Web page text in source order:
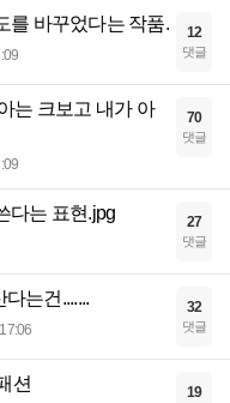
를 바꾸었다는 작품. 12
댓글
는 크보고 내가 아
70
댓글
다는 표현.jpg 27
댓글
는건.......
17:06
32
댓글
션 19